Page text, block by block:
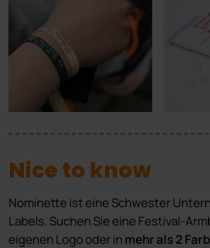
Nice to know
Nominette ist eine Schwester
Labels. Suchen Sie eine Festival-
eigenen Logo oder in mehr als 2